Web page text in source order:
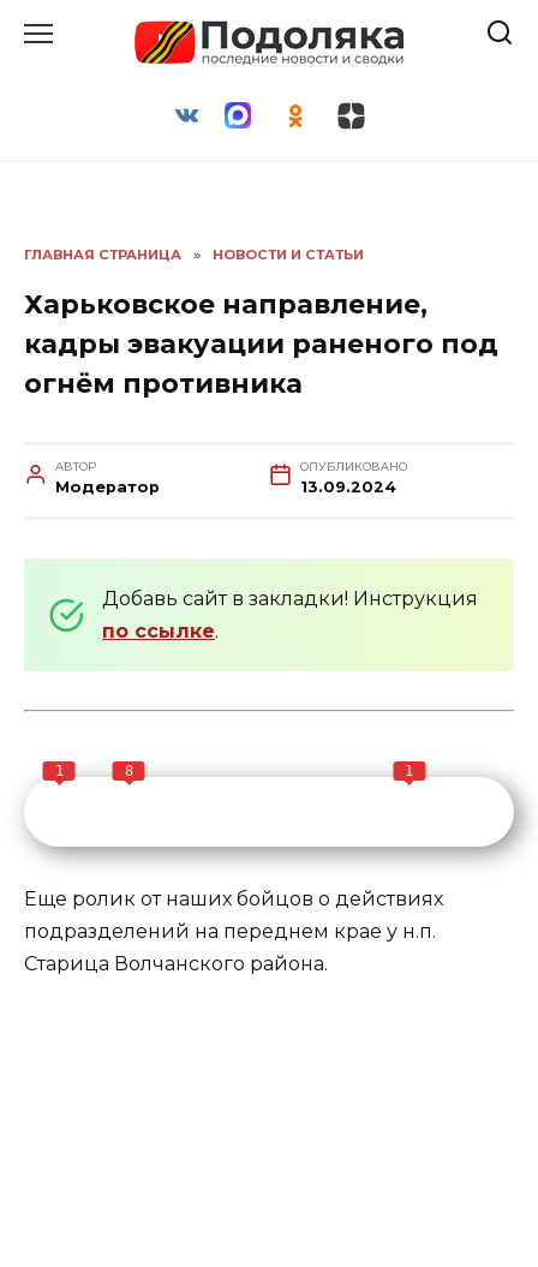
ГЛАВНАЯ СТРАНИЦА » НОВОСТИ И СТАТЬИ
Харьковское направление,
кадры эвакуации раненого под
огнём противника
АВТОР
Модератор
ОПУБЛИКОВАНО
13.09.2024
Добавь сайт в закладки! Инструкция
по ссылке.
1 8 1
Еще ролик от наших бойцов о действиях
подразделений на переднем крае у н.п.
Старица Волчанского района.